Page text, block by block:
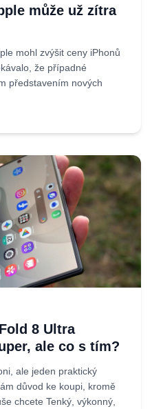
může už zítra
mohl zvýšit ceny iPhonů
že případné
představením nových
8 Ultra
ale co s tím?
ale jeden praktický
důvod ke koupi, kromě
chcete Tenký, výkonný,